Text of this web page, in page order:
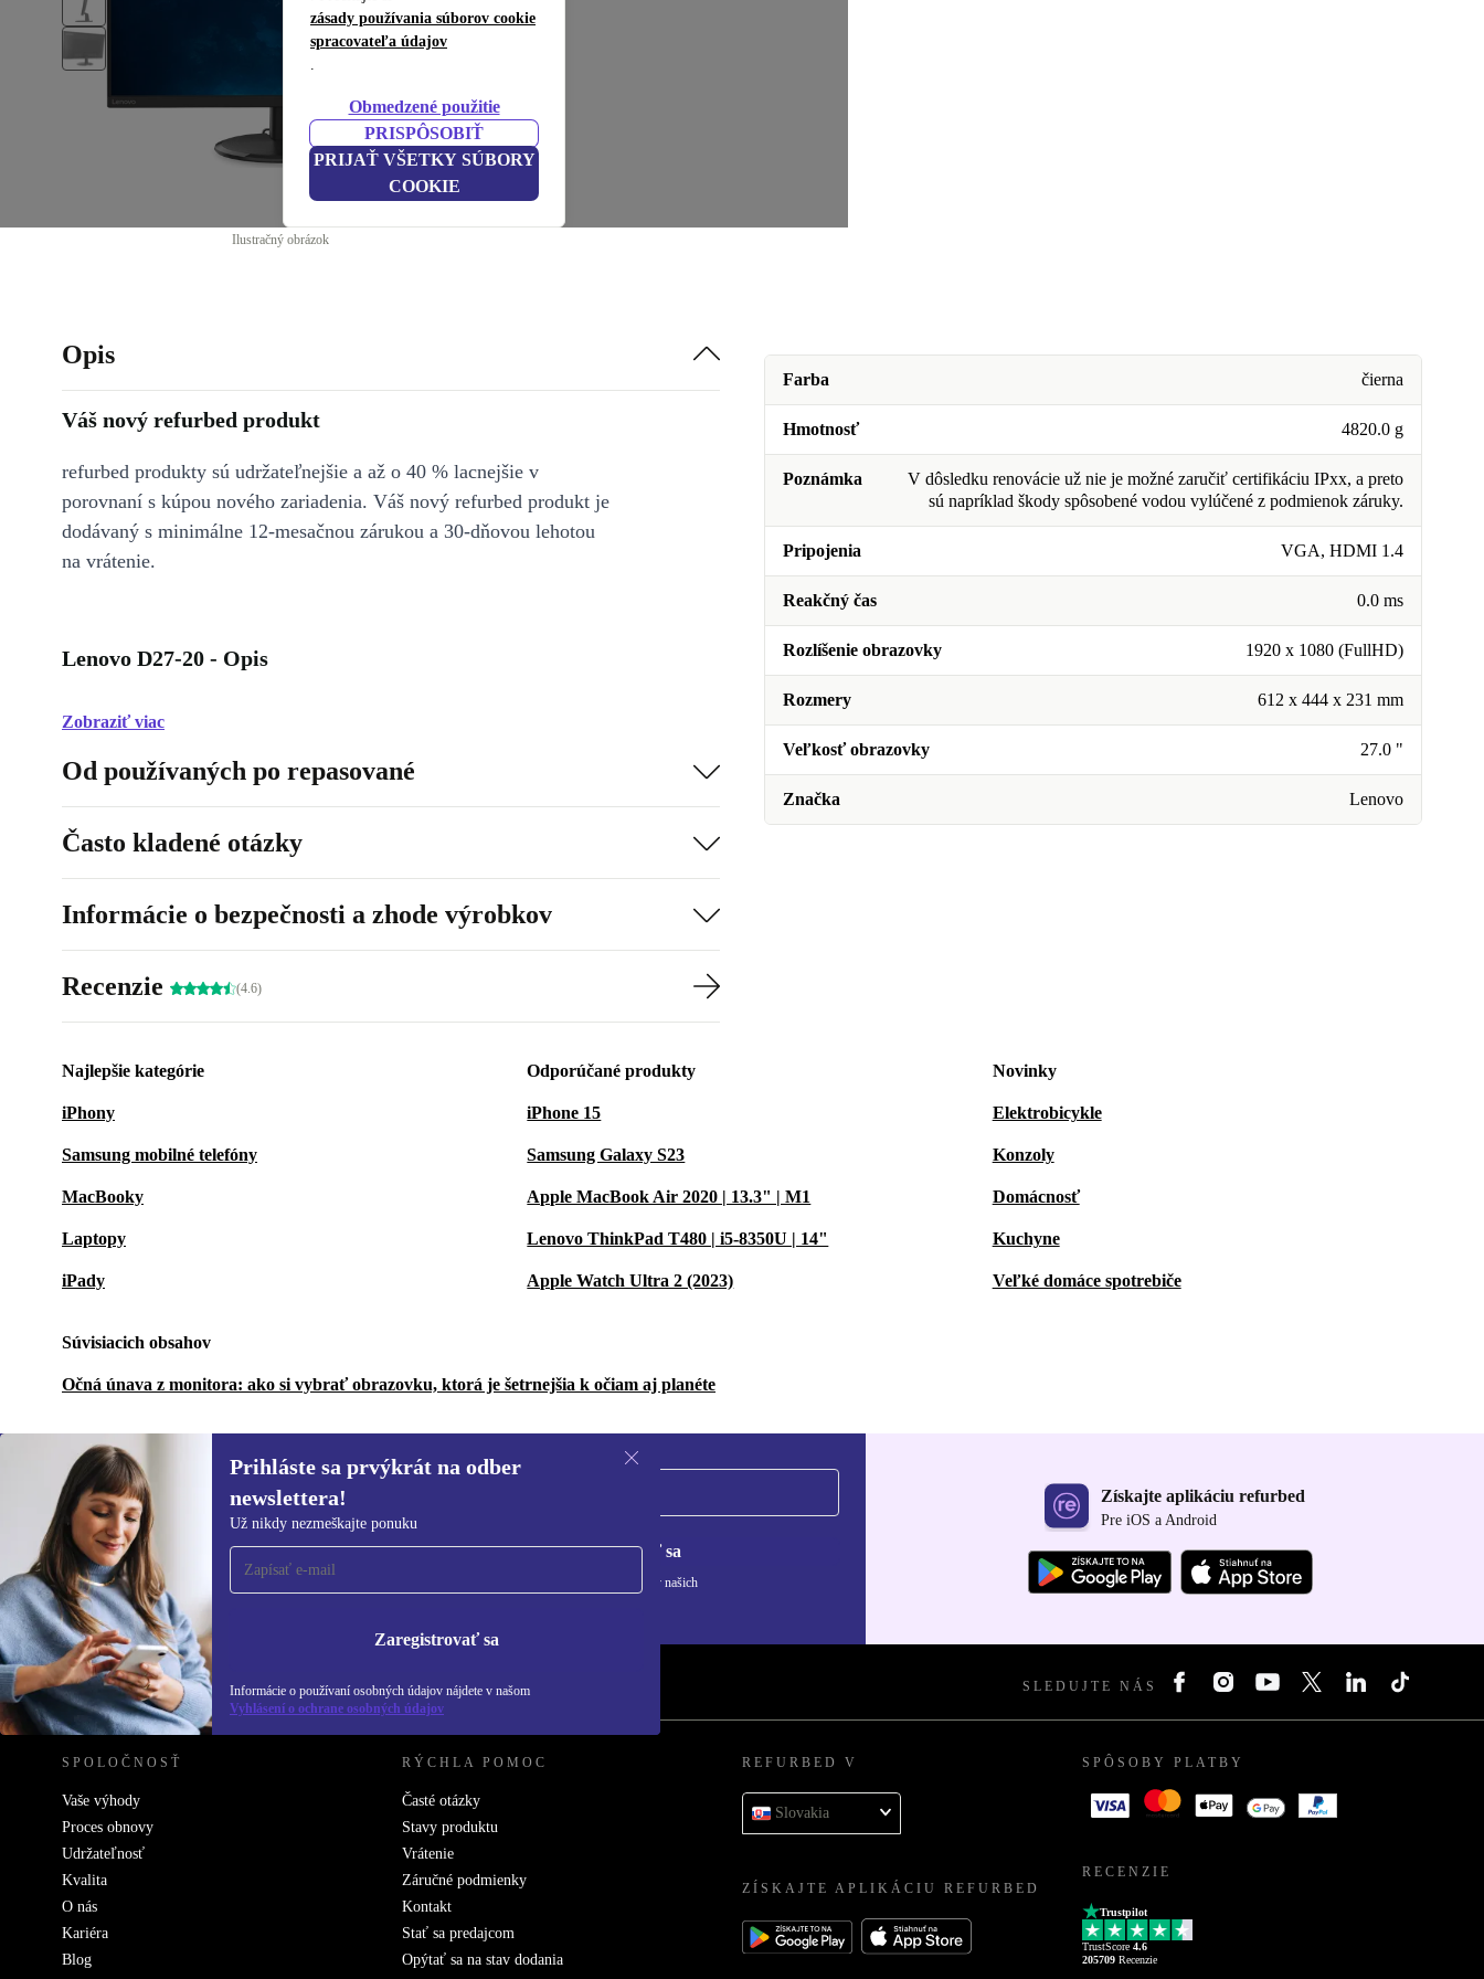
zásady používania súborov cookie
spracovateľa údajov
.
Obmedzené použitie
PRISPÔSOBIŤ
PRIJAŤ VŠETKY SÚBORY
COOKIE
Ilustračný obrázok
Farba čierna
Hmotnosť 4820.0 g
Poznámka
V dôsledku renovácie už nie je možné zaručiť certifikáciu IPxx, a preto
sú napríklad škody spôsobené vodou vylúčené z podmienok záruky.
Pripojenia VGA, HDMI 1.4
Reakčný čas 0.0 ms
Rozlíšenie obrazovky 1920 x 1080 (FullHD)
Rozmery 612 x 444 x 231 mm
Veľkosť obrazovky 27.0 "
Značka Lenovo
Opis
Váš nový refurbed produkt
refurbed produkty sú udržateľnejšie a až o 40 % lacnejšie v
porovnaní s kúpou nového zariadenia. Váš nový refurbed produkt je
dodávaný s minimálne 12-mesačnou zárukou a 30-dňovou lehotou
na vrátenie.
Lenovo D27-20 - Opis
Zobraziť viac
Od používaných po repasované
Často kladené otázky
Informácie o bezpečnosti a zhode výrobkov
Recenzie (4.6)
Najlepšie kategórie
iPhony
Samsung mobilné telefóny
MacBooky
Laptopy
iPady
Odporúčané produkty
iPhone 15
Samsung Galaxy S23
Apple MacBook Air 2020 | 13.3" | M1
Lenovo ThinkPad T480 | i5-8350U | 14"
Apple Watch Ultra 2 (2023)
Novinky
Elektrobicykle
Konzoly
Domácnosť
Kuchyne
Veľké domáce spotrebiče
Súvisiacich obsahov
Očná únava z monitora: ako si vybrať obrazovku, ktorá je šetrnejšia k očiam aj planéte
Prihláste sa prvýkrát na odber
newslettera!
Už nikdy nezmeškajte ponuku
Zaregistrovať sa
Informácie o používaní osobných údajov nájdete v našom
Vyhlásení o ochrane osobných údajov
Prihláste sa prvýkrát na
newsletter!
Už nikdy nezmeškajte ponuku.
Zaregistrovať sa
Informácie o používaní osobných údajov nájdete v našich
Získajte aplikáciu refurbed
Pre iOS a Android
REFURBED SLOVENSKO – RETHINK NEW. SLEDUJTE NÁS
SPOLOČNOSŤ
Vaše výhody
Proces obnovy
Udržateľnosť
Kvalita
O nás
Kariéra
Blog
RÝCHLA POMOC
Časté otázky
Stavy produktu
Vrátenie
Záručné podmienky
Kontakt
Stať sa predajcom
Opýtať sa na stav dodania
REFURBED V
Slovakia
ZÍSKAJTE APLIKÁCIU REFURBED
SPÔSOBY PLATBY
RECENZIE
Trustpilot
TrustScore 4.6
205709 Recenzie